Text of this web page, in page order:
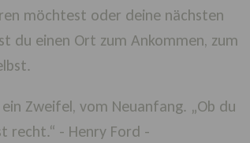
möchtest oder deine nächsten
du einen Ort zum Ankommen, zum
Zweifel, vom Neuanfang. „Ob du
denkst, du kannst es oder nicht. Du hast recht.“ - Henry Ford -